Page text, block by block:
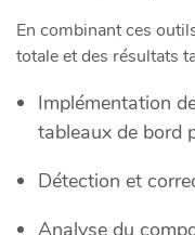
En combinant ces
totale et des résultats
Implémentation
tableaux de bord
Détection et
Analyse du